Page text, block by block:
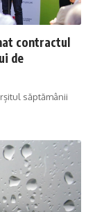
contractul
de
săptămânii